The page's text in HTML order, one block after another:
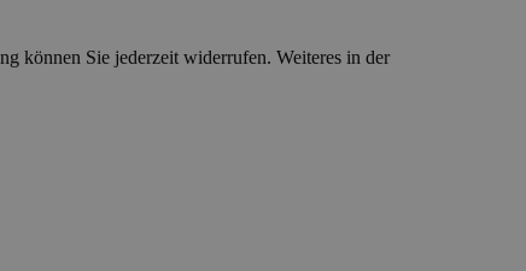
können Sie jederzeit widerrufen. Weiteres in der